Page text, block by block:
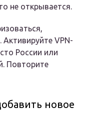
не открывается.
Активируйте VPN-
России или
Повторите
новое